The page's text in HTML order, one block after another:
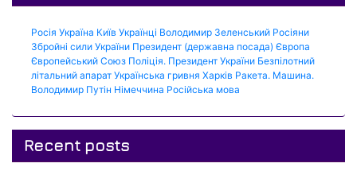
Росія Україна Київ Українці Володимир Зеленський Росіяни
Збройні сили України Президент (державна посада) Європа
Європейський Союз Поліція. Президент України Безпілотний
літальний апарат Українська гривня Харків Ракета. Машина.
Володимир Путін Німеччина Російська мова
Recent posts